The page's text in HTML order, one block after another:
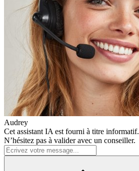
Audrey
Cet assistant IA est fourni à titre informatif.
N’hésitez pas à valider avec un conseiller.